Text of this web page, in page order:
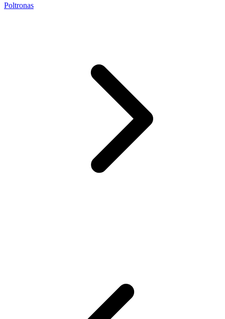
Poltronas